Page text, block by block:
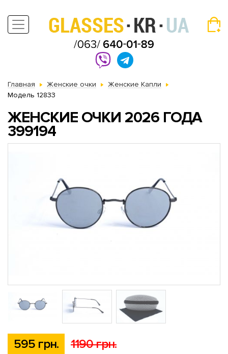
Главная Женские очки
Женские Капли
Модель 12833
ЖЕНСКИЕ ОЧКИ 2026 ГОДА
399194
595 грн. 1190 грн.